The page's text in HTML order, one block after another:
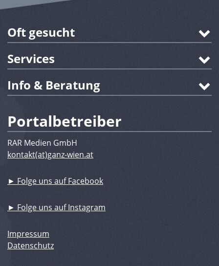
Oft gesucht
Services
Info & Beratung
Portalbetreiber
RAR Medien GmbH
kontakt(at)ganz-wien.at
► Folge uns auf Facebook
► Folge uns auf Instagram
Impressum
Datenschutz